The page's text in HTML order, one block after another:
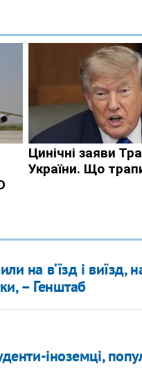
на вʼїзд і виїзд,
– Генштаб
іноземці,